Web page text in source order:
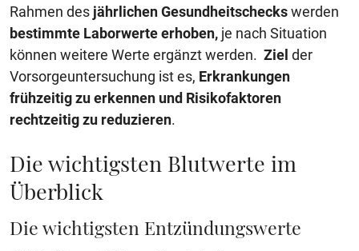
Rahmen des jährlichen Gesundheitscheckswerden
bestimmte Laborwerte erhoben, je nach Situation
können weitere Werte ergänzt werden. Ziel der
Vorsorgeuntersuchung ist es, Erkrankungen
frühzeitig zu erkennen und Risikofaktoren
rechtzeitig zu reduzieren.
Die wichtigsten Blutwerte im
Überblick
Die wichtigsten Entzündungswerte